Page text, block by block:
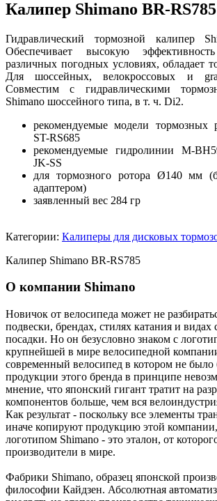
Калипер Shimano BR-RS785
Гидравлический тормозной калипер
Обеспечивает высокую
различных погодных условиях, обладает
Для шоссейных, велокроссовых и
Совместим с гидравлическими
Shimano шоссейного типа, в т. ч. Di2.
рекомендуемые модели тормозных
ST-RS685
рекомендуемые гидролинии M-
JK-SS
для тормозного ротора Ø140 мм
адаптером)
заявленный вес 284 гр
Категории: Калиперы для дисковых
Калипер Shimano BR-RS785
О компании Shimano
Новичок от велосипеда может не
подвески, брендах, стилях катания и видах
посадки. Но он безусловно знаком с
крупнейшей в мире велосипедной
современный велосипед в котором не было
продукции этого бренда в принципе
мнение, что японский гигант тратит на
компонентов больше, чем вся
Как результат - поскольку все элементы
иначе копируют продукцию этой компании,
логотипом Shimano - это эталон, от
производители в мире.
Фабрики Shimano, образец японской
философии Кайдзен. Абсолютная